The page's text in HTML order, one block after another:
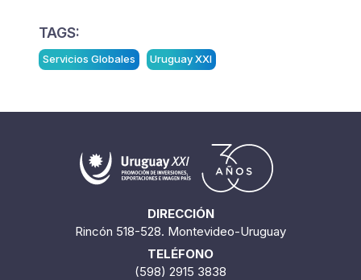
TAGS:
Servicios Globales Uruguay XXI
DIRECCIÓN
Rincón 518-528. Montevideo-Uruguay
TELÉFONO
(598) 2915 3838